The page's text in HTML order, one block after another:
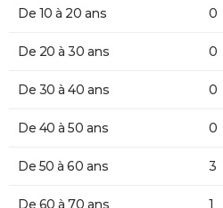
De 10 à 20 ans 0
De 20 à 30 ans 0
De 30 à 40 ans 0
De 40 à 50 ans 0
De 50 à 60 ans 3
De 60 à 70 ans 1